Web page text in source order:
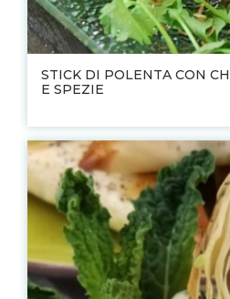
STICK DI POLENTA CON
E SPEZIE